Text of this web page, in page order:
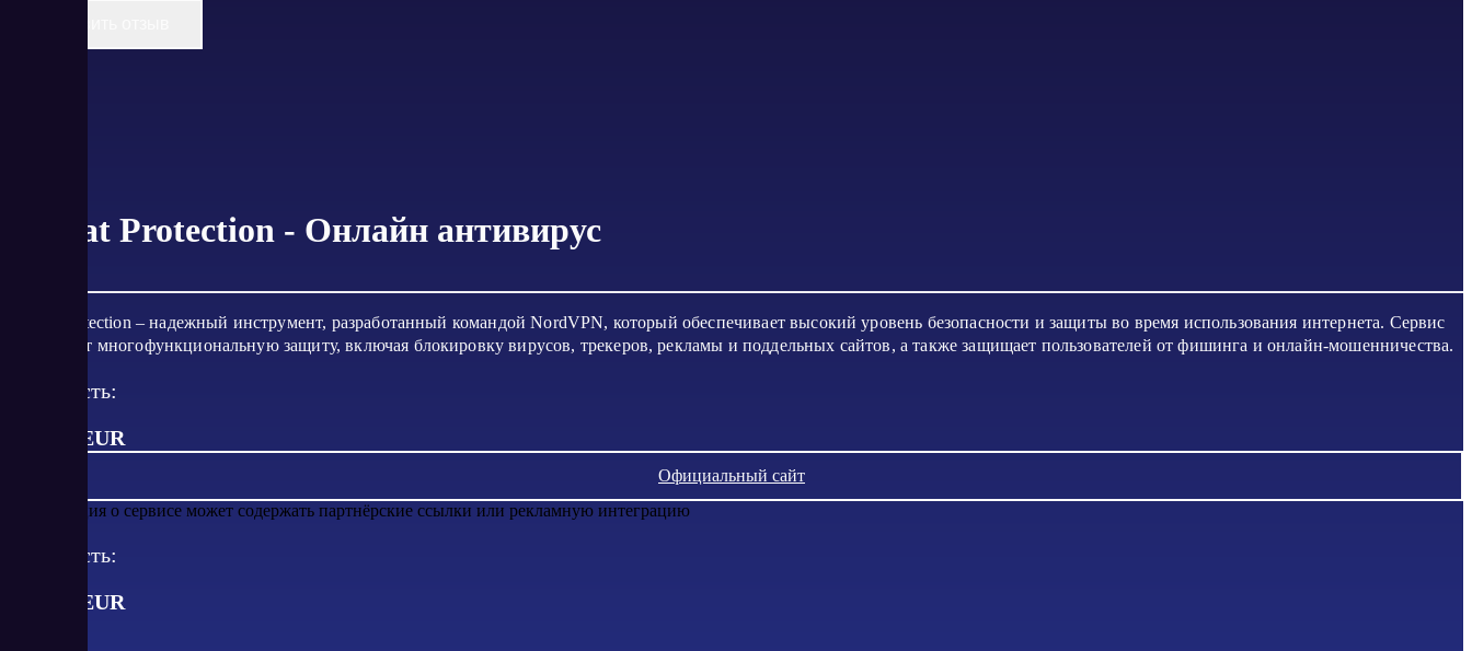
Threat Protection - Онлайн антивирус
Threat Protection – надежный инструмент, разработанный командой NordVPN, который обеспечивает высокий уровень безопасности и защиты во время использования интернета. Сервис
предлагает многофункциональную защиту, включая блокировку вирусов, трекеров, рекламы и поддельных сайтов, а также защищает пользователей от фишинга и онлайн-мошенничества.
Стоимость:
от 2.49 EUR
Официальный сайт
Информация о сервисе может содержать партнёрские ссылки или рекламную интеграцию
Стоимость:
EUR